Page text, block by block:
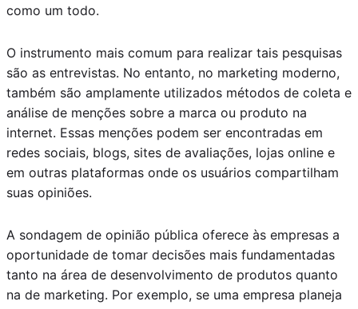
como um todo.
O instrumento mais comum para realizar tais pesquisas
são as entrevistas. No entanto, no marketing moderno,
também são amplamente utilizados métodos de coleta e
análise de menções sobre a marca ou produto na
internet. Essas menções podem ser encontradas em
redes sociais, blogs, sites de avaliações, lojas online e
em outras plataformas onde os usuários compartilham
suas opiniões.
A sondagem de opinião pública oferece às empresas a
oportunidade de tomar decisões mais fundamentadas
tanto na área de desenvolvimento de produtos quanto
na de marketing. Por exemplo, se uma empresa planeja